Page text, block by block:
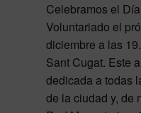
Celebramos el
Voluntariado el
diciembre a las
Sant Cugat. Este
dedicada a todas
de la ciudad y, de